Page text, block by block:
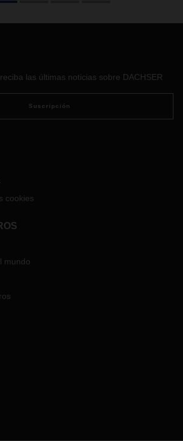
las últimas noticias sobre DACHSER
Suscripción
cookies
mundo